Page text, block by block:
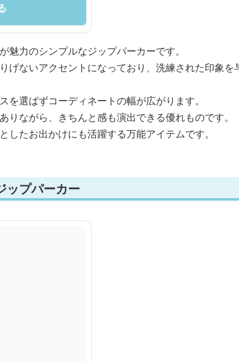
魅力のシンプルなジップパーカーです。
げないアクセントになっており、洗練された印象を
を選ばずコーディネートの幅が広がります。
りながら、きちんと感も演出できる優れものです。
したお出かけにも活躍する万能アイテムです。
ップパーカー